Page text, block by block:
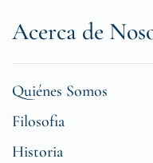
Acerca de
Quiénes Somos
Filosofia
Historia